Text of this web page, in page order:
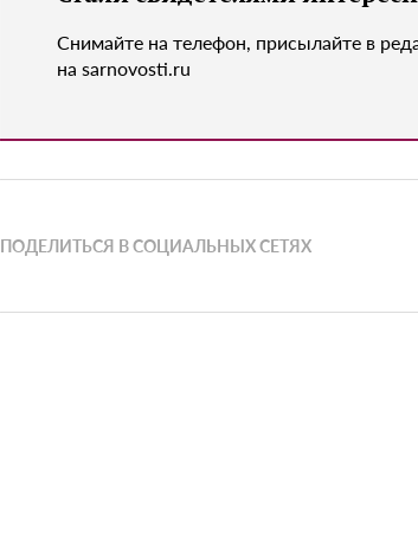
Снимайте на телефон, присылайте в
на sarnovosti.ru
ПОДЕЛИТЬСЯ В СОЦИАЛЬНЫХ СЕТЯХ